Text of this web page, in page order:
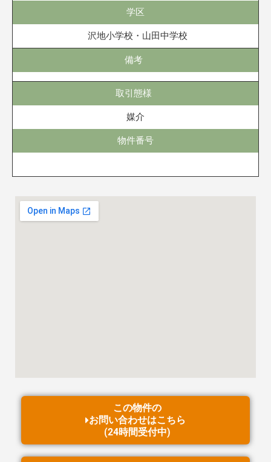
学区
沢地小学校・山田中学校
備考
取引態様
媒介
物件番号
この物件の
お問い合わせはこちら
(24時間受付中)